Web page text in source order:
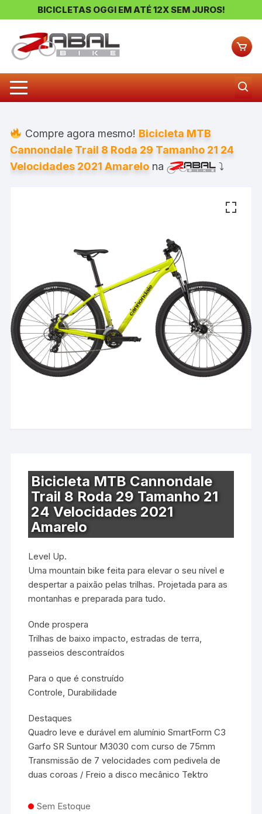
BICICLETAS OGGI EM ATÉ 12X SEM JUROS!
Compre agora mesmo! Bicicleta MTB
Cannondale Trail 8 Roda 29 Tamanho 21 24
Velocidades 2021 Amarelo na ⤵
Bicicleta MTB Cannondale
Trail 8 Roda 29 Tamanho 21
24 Velocidades 2021
Amarelo
Level Up.
Uma mountain bike feita para elevar o seu nível e
despertar a paixão pelas trilhas. Projetada para as
montanhas e preparada para tudo.
Onde prospera
Trilhas de baixo impacto, estradas de terra,
passeios descontraídos
Para o que é construído
Controle, Durabilidade
Destaques
Quadro leve e durável em alumínio SmartForm C3
Garfo SR Suntour M3030 com curso de 75mm
Transmissão de 7 velocidades com pedivela de
duas coroas / Freio a disco mecânico Tektro
Sem Estoque